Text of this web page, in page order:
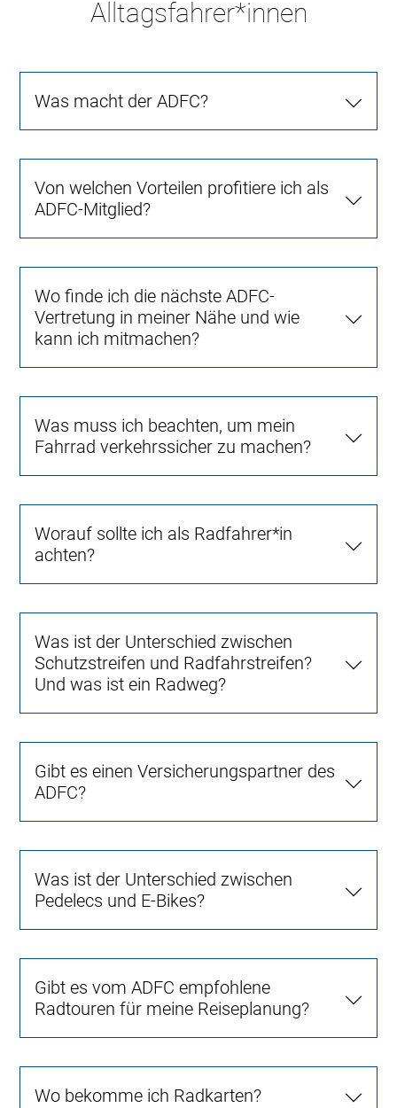
Alltagsfahrer*innen
Was macht der ADFC?
Von welchen Vorteilen profitiere ich als
ADFC-Mitglied?
Wo finde ich die nächste ADFC-
Vertretung in meiner Nähe und wie
kann ich mitmachen?
Was muss ich beachten, um mein
Fahrrad verkehrssicher zu machen?
Worauf sollte ich als Radfahrer*in
achten?
Was ist der Unterschied zwischen
Schutzstreifen und Radfahrstreifen?
Und was ist ein Radweg?
Gibt es einen Versicherungspartner des
ADFC?
Was ist der Unterschied zwischen
Pedelecs und E-Bikes?
Gibt es vom ADFC empfohlene
Radtouren für meine Reiseplanung?
Wo bekomme ich Radkarten?